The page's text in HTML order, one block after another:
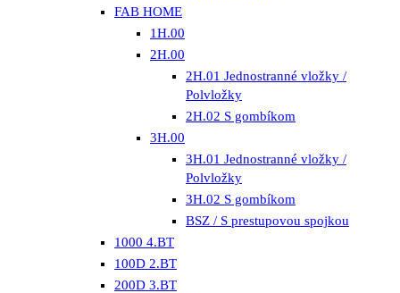
FAB HOME
1H.00
2H.00
2H.01 Jednostranné vložky /
Polvložky
2H.02 S gombíkom
3H.00
3H.01 Jednostranné vložky /
Polvložky
3H.02 S gombíkom
BSZ / S prestupovou spojkou
1000 4.BT
100D 2.BT
200D 3.BT